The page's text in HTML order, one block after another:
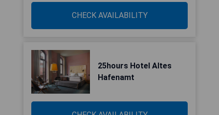
CHECK AVAILABILITY
25hours Hotel Altes
Hafenamt